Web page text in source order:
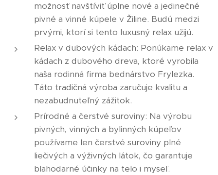
možnosť navštíviť úplne nové a jedinečné
pivné a vinné kúpele v Žiline. Budú medzi
prvými, ktorí si tento luxusný relax užijú.
Relax v dubových kádach: Ponúkame relax v
kádach z dubového dreva, ktoré vyrobila
naša rodinná firma bednárstvo Frylezka.
Táto tradičná výroba zaručuje kvalitu a
nezabudnuteľný zážitok.
Prírodné a čerstvé suroviny: Na výrobu
pivných, vinných a bylinných kúpeľov
používame len čerstvé suroviny plné
liečivých a výživných látok, čo garantuje
blahodarné účinky na telo i myseľ.